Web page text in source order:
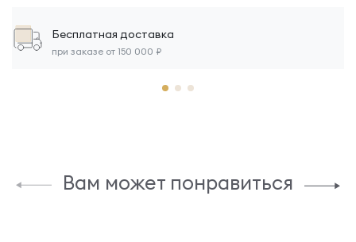
Бесплатная доставка
при заказе от 150 000 ₽
Вам может понравиться